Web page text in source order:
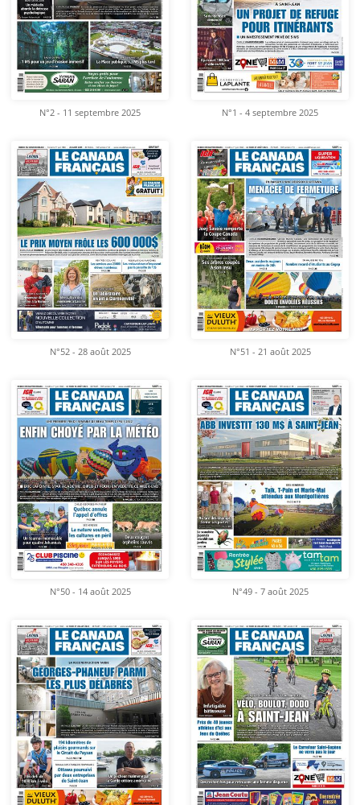
N°2 - 11 septembre 2025 N°1 - 4 septembre 2025
N°52 - 28 août 2025 N°51 - 21 août 2025
N°50 - 14 août 2025 N°49 - 7 août 2025